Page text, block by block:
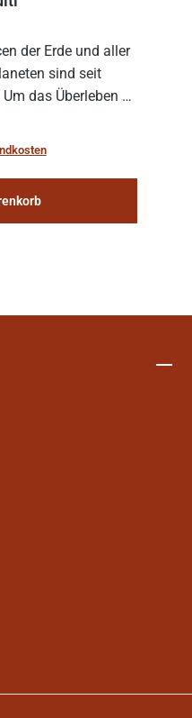
der Erde und aller
sind seit
das Überleben zu
diesen